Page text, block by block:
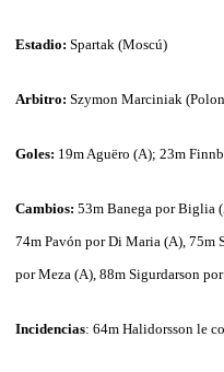
Estadio: Spartak (Moscú)
Arbitro: Szymon Marciniak
Goles: 19m Aguëro (A); 23m
Cambios: 53m Banega por Biglia
74m Pavón por Di Maria (A), 75m
por Meza (A), 88m Sigurdarson
Incidencias: 64m Halidorsson le